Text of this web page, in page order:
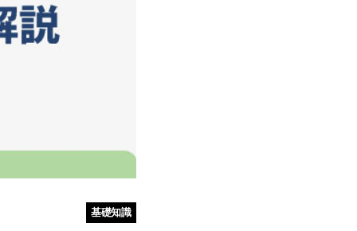
基礎知識